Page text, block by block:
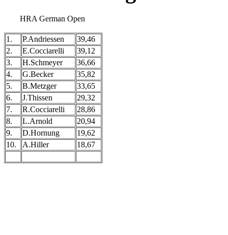
HRA German Open
1. P.Andriessen
39,46
2.
E.Cocciarelli
39,12
3.
H.Schmeyer
36,66
4.
G.Becker
35,82
5.
B.Metzger
33,65
6.
J.Thissen
29,32
7.
R.Cocciarelli
28,86
8.
L.Arnold
20,94
9.
D.Hornung
19,62
10.
A.Hiller 18,67